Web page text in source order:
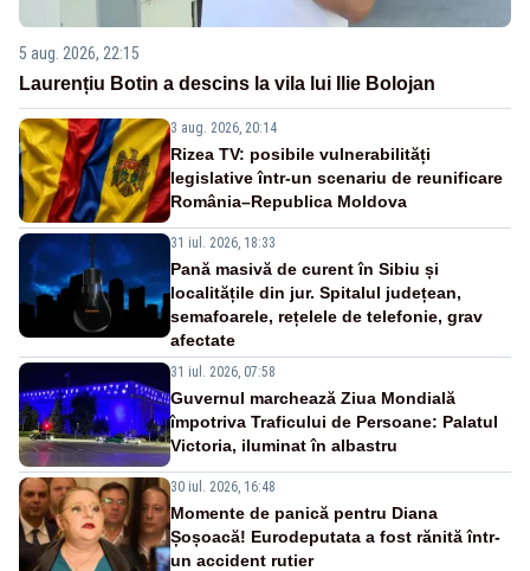
5 aug. 2026, 22:15
Laurențiu Botin a descins la vila lui Ilie Bolojan
3 aug. 2026, 20:14
Rizea TV: posibile vulnerabilități
legislative într-un scenariu de reunificare
România–Republica Moldova
31 iul. 2026, 18:33
Pană masivă de curent în Sibiu și
localitățile din jur. Spitalul județean,
semafoarele, rețelele de telefonie, grav
afectate
31 iul. 2026, 07:58
Guvernul marchează Ziua Mondială
împotriva Traficului de Persoane: Palatul
Victoria, iluminat în albastru
30 iul. 2026, 16:48
Momente de panică pentru Diana
Șoșoacă! Eurodeputata a fost rănită într-
un accident rutier